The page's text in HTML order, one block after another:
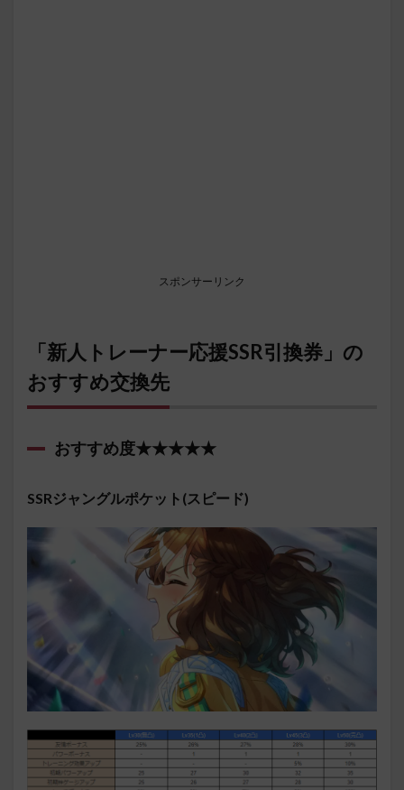
スポンサーリンク
「新人トレーナー応援SSR引換券」の
おすすめ交換先
おすすめ度★★★★★
SSRジャングルポケット(スピード)